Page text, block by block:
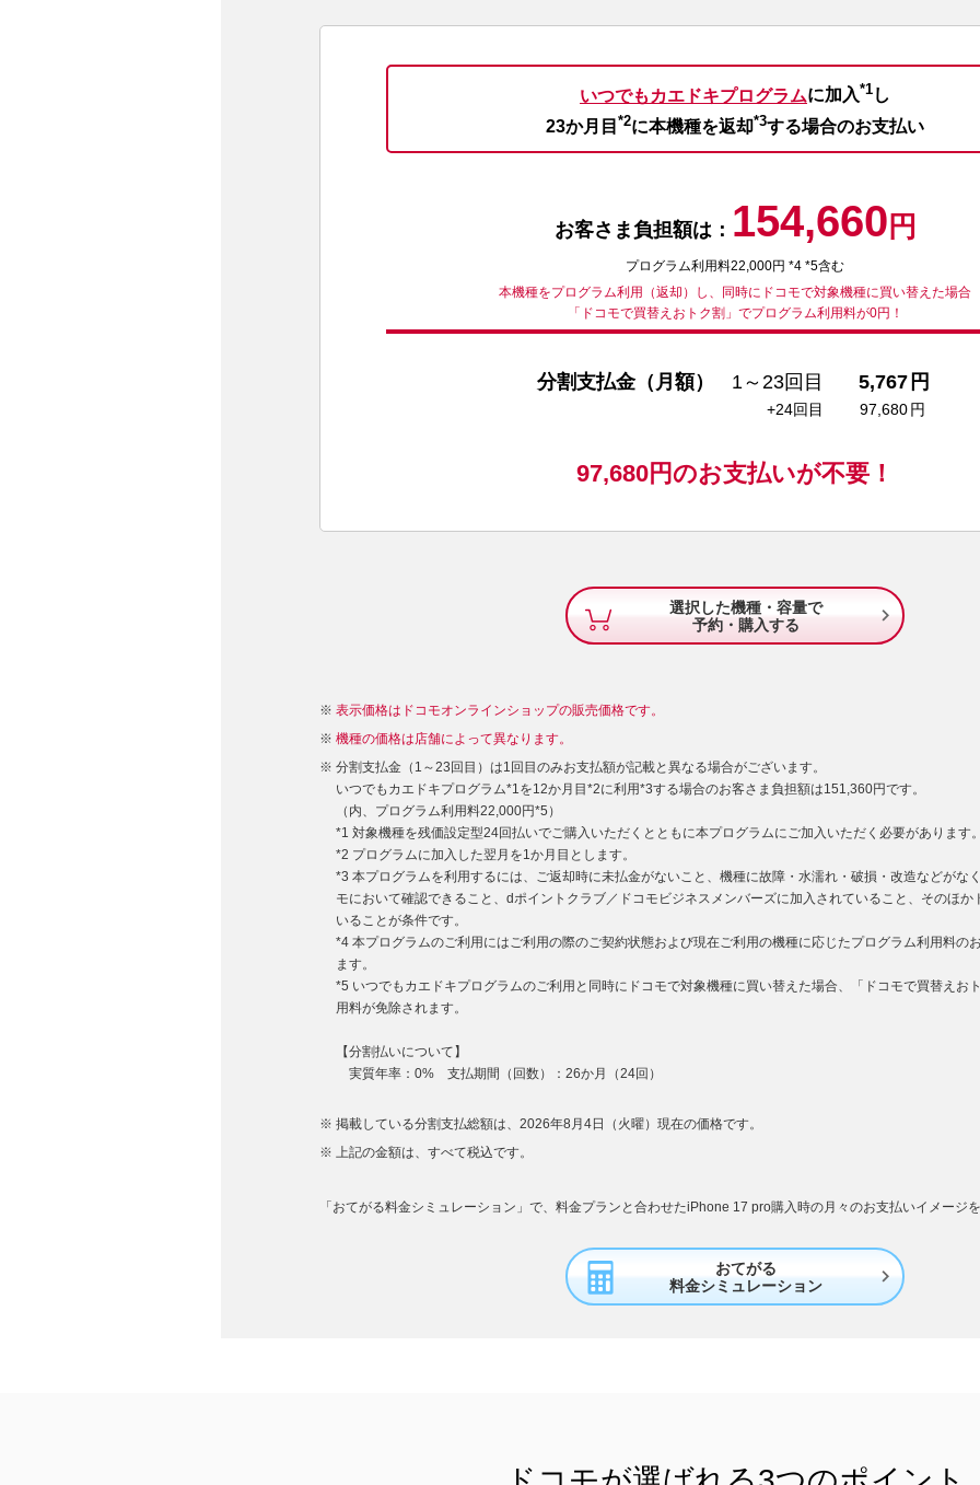
いつでもカエドキプログラムに加入*1 し
23か月目 *2に本機種を返却*3する場合のお支払い
お客さま負担額は： 154,660 円
プログラム利用料22,000円 *4 *5含む
本機種をプログラム利用（返却）し、同時にドコモで対象機種に買い替えた場合
「ドコモで買替えおトク割」でプログラム利用料が0円！
分割支払金（月額） 1～23回目 5,767 円
+24回目 97,680 円
97,680円のお支払いが不要！
選択した機種・容量で
予約・購入する

表示価格はドコモオンラインショップの販売価格です。
機種の価格は店舗によって異なります。
分割支払金（1～23回目）は1回目のみお支払額が記載と異なる場合がございます。
いつでもカエドキプログラム*1を12か月目*2に利用*3する場合のお客さま負担額は151,360円です。
（内、プログラム利用料22,000円*5）
*1 対象機種を残価設定型24回払いでご購入いただくとともに本プログラムにご加入いただく必要があります。
*2 プログラムに加入した翌月を1か月目とします。
*3 本プログラムを利用するには、ご返却時に未払金がないこと、機種に故障・水濡れ・破損・改造などがな
モにおいて確認できること、dポイントクラブ／ドコモビジネスメンバーズに加入されていること、そのほか
いることが条件です。
*4 本プログラムのご利用にはご利用の際のご契約状態および現在ご利用の機種に応じたプログラム利用料の
ます。
*5 いつでもカエドキプログラムのご利用と同時にドコモで対象機種に買い替えた場合、「ドコモで買替えお
用料が免除されます。
【分割払いについて】
実質年率：0% 支払期間（回数）：26か月（24回）
掲載している分割支払総額は、2026年8月4日（火曜）現在の価格です。
上記の金額は、すべて税込です。
「おてがる料金シミュレーション」で、料金プランと合わせたiPhone 17 pro購入時の月々のお支払いイメージ
おてがる
料金シミュレーション
